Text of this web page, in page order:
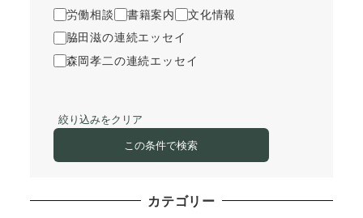
労働相談
書籍案内
文化情報
脇田滋の連続エッセイ
森岡孝二の連続エッセイ
絞り込みをクリア
この条件で検索
カテゴリー